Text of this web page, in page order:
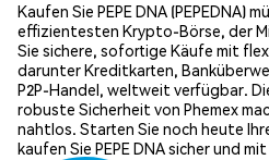
Kaufen Sie PEPE DNA (PEPEDNA)
effizientesten Krypto-Börse, der
Sie sichere, sofortige Käufe mit
darunter Kreditkarten,
P2P-Handel, weltweit verfügbar.
robuste Sicherheit von Phemex
nahtlos. Starten Sie noch heute
kaufen Sie PEPE DNA sicher und